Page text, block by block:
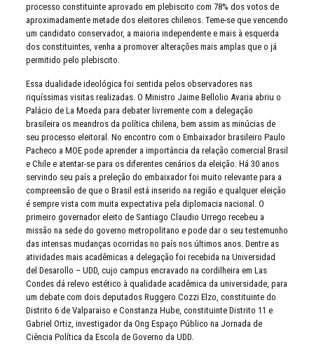
processo constituinte aprovado em plebiscito com 78% dos votos de
aproximadamente metade dos eleitores chilenos. Teme-se que vencendo
um candidato conservador, a maioria independente e mais à esquerda
dos constituintes, venha a promover alterações mais amplas que o já
permitido pelo plebiscito.
Essa dualidade ideológica foi sentida pelos observadores nas
riquíssimas visitas realizadas. O Ministro Jaime Bellolio Avaria abriu o
Palácio de La Moeda para debater livremente com a delegação
brasileira os meandros da política chilena, bem assim as minúcias de
seu processo eleitoral. No encontro com o Embaixador brasileiro Paulo
Pacheco a MOE pode aprender a importância da relação comercial Brasil
e Chile e atentar-se para os diferentes cenários da eleição. Há 30 anos
servindo seu país a preleção do embaixador foi muito relevante para a
compreensão de que o Brasil está inserido na região e qualquer eleição
é sempre vista com muita expectativa pela diplomacia nacional. O
primeiro governador eleito de Santiago Claudio Urrego recebeu a
missão na sede do governo metropolitano e pode dar o seu testemunho
das intensas mudanças ocorridas no país nos últimos anos. Dentre as
atividades mais acadêmicas a delegação foi recebida na Universidad
del Desarollo – UDD, cujo campus encravado na cordilheira em Las
Condes dá relevo estético à qualidade acadêmica da universidade, para
um debate com dois deputados Ruggero Cozzi Elzo, constituinte do
Distrito 6 de Valparaiso e Constanza Hube, constituinte Distrito 11 e
Gabriel Ortiz, investigador da Ong Espaço Público na Jornada de
Ciência Política da Escola de Governo da UDD.